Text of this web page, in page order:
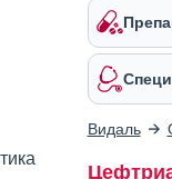
Видаль